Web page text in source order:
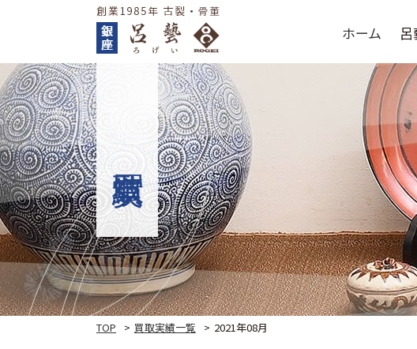
ホーム
TOP 買取実績一覧 2021年08月